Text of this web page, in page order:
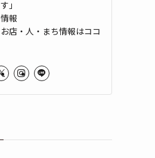
」
報
店・人・まち情報はココ